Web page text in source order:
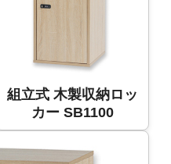
組立式 木製収納ロッ
カー SB1100